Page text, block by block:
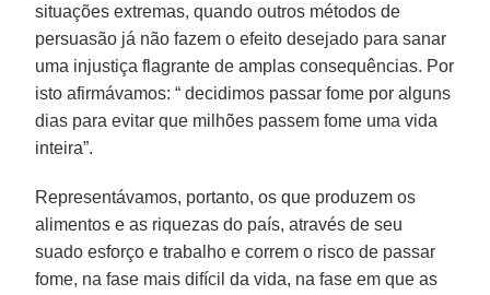
situações extremas, quando outros métodos de
persuasão já não fazem o efeito desejado para sanar
uma injustiça flagrante de amplas consequências. Por
isto afirmávamos: “ decidimos passar fome por alguns
dias para evitar que milhões passem fome uma vida
inteira”.
Representávamos, portanto, os que produzem os
alimentos e as riquezas do país, através de seu
suado esforço e trabalho e correm o risco de passar
fome, na fase mais difícil da vida, na fase em que as